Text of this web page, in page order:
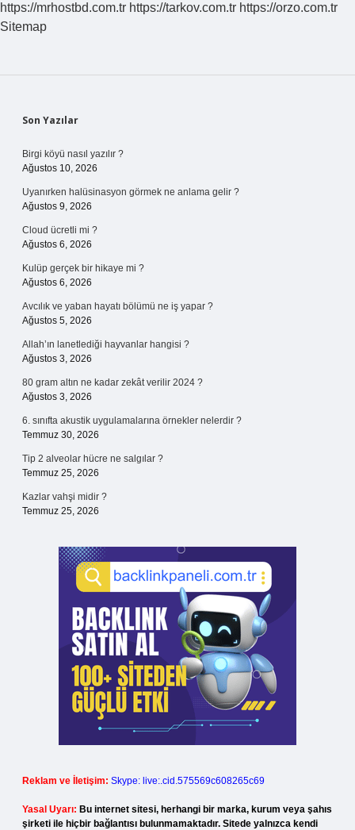
https://mrhostbd.com.tr https://tarkov.com.tr https://orzo.com.tr
Sitemap
Sidebar
Son Yazılar
Birgi köyü nasıl yazılır ?
Ağustos 10, 2026
Uyanırken halüsinasyon görmek ne anlama gelir ?
Ağustos 9, 2026
Cloud ücretli mi ?
Ağustos 6, 2026
Kulüp gerçek bir hikaye mi ?
Ağustos 6, 2026
Avcılık ve yaban hayatı bölümü ne iş yapar ?
Ağustos 5, 2026
Allah’ın lanetlediği hayvanlar hangisi ?
Ağustos 3, 2026
80 gram altın ne kadar zekât verilir 2024 ?
Ağustos 3, 2026
6. sınıfta akustik uygulamalarına örnekler nelerdir ?
Temmuz 30, 2026
Tip 2 alveolar hücre ne salgılar ?
Temmuz 25, 2026
Kazlar vahşi midir ?
Temmuz 25, 2026
Reklam ve İletişim: Skype: live:.cid.575569c608265c69
Yasal Uyarı: Bu internet sitesi, herhangi bir marka, kurum veya şahıs
şirketi ile hiçbir bağlantısı bulunmamaktadır. Sitede yalnızca kendi